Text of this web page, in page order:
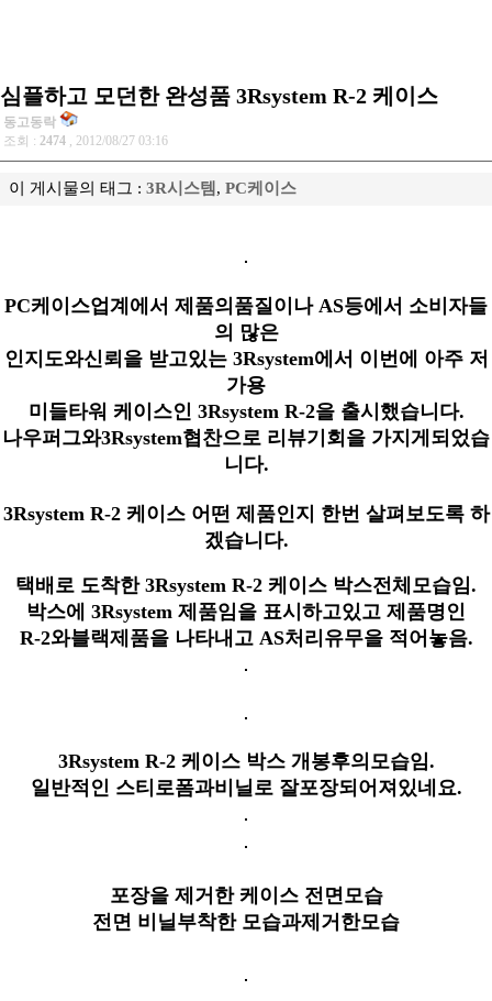
심플하고 모던한 완성품 3Rsystem R-2 케이스
동고동락
조회 : 2474 , 2012/08/27 03:16
이 게시물의 태그 : 3R시스템 , PC케이스
PC케이스업계에서 제품의품질이나 AS등에서 소비자들
의 많은
인지도와신뢰을 받고있는 3Rsystem에서 이번에 아주 저
가용
미들타워 케이스인 3Rsystem R-2을 출시했습니다.
나우퍼그와3Rsystem협찬으로 리뷰기회을 가지게되었습
니다.
3Rsystem R-2 케이스 어떤 제품인지 한번 살펴보도록 하
겠습니다.
택배로 도착한 3Rsystem R-2 케이스 박스전체모습임.
박스에 3Rsystem 제품임을 표시하고있고 제품명인
R-2와블랙제품을 나타내고 AS처리유무을 적어놓음.
3Rsystem R-2 케이스 박스 개봉후의모습임.
일반적인 스티로폼과비닐로 잘포장되어져있네요.
포장을 제거한 케이스 전면모습
전면 비닐부착한 모습과제거한모습